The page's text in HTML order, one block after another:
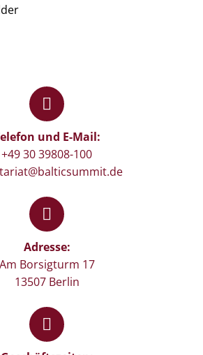


und E-Mail:
+49 30 39808-100


Adresse:
Am Borsigturm 17
13507 Berlin

